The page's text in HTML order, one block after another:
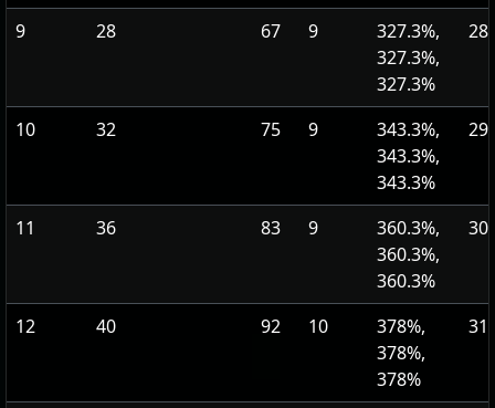
9 28 67 9
327.3%,
327.3%,
327.3%
28
10 32 75 9
343.3%,
343.3%,
343.3%
29
11 36 83 9
360.3%,
360.3%,
360.3%
30
12 40 92 10
378%,
378%,
378%
31